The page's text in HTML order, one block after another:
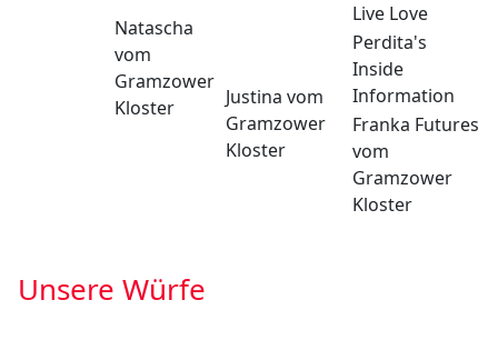
Natascha
vom
Gramzower
Kloster
Live Love
Justina vom
Gramzower
Kloster
Perdita's
Inside
Information
Franka Futures
vom
Gramzower
Kloster
Unsere Würfe